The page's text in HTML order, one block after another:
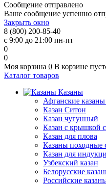
Сообщение отправлено
Ваше сообщение успешно
Закрыть окно
8 (800) 200-85-40
с 9:00 до 21:00 пн-пт
0
0
Моя корзина 0 В корзине
Каталог товаров
Казаны
Афганские казаны
Казан Ситон
Казан чугунный
Казан с крышкой
Казан для плова
Казаны походные
Казан для
Узбекский казан
Белорусские
Российские